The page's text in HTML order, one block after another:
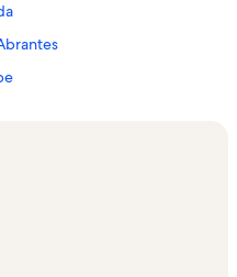
do Atlântico
das Águas